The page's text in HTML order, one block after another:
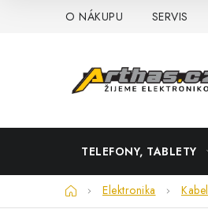
O NÁKUPU SERVIS
TELEFONY, TABLETY
DomůElektronika